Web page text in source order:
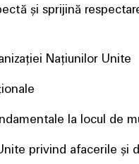
și sprijină
Națiunilor Unite
la locul de
privind afacerile și